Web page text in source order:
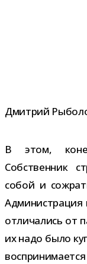
Дмитрий
В этом,
Собственник
собой и
отли­ча­лись от
их надо было